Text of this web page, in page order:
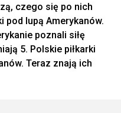
czego się po nich
pod lupą Amerykanów.
poznali siłę
5. Polskie piłkarki
Teraz znają ich